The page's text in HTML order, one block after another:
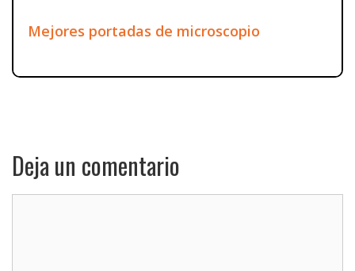
Mejores portadas de microscopio
Deja un comentario